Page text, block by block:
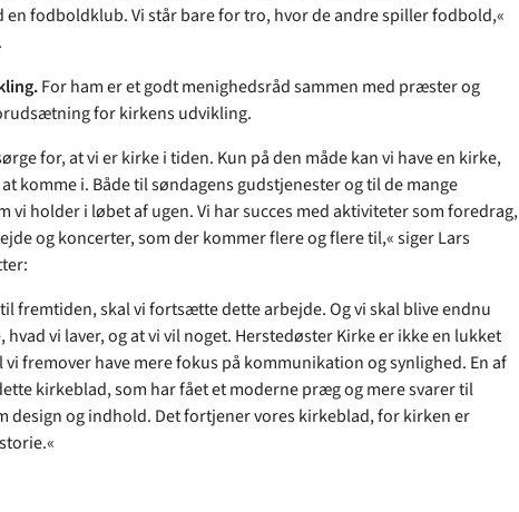
en fodboldklub. Vi står bare for tro, hvor de andre spiller fodbold,«
For ham er et godt menighedsråd sammen med præster og
for kirkens udvikling.
for, at vi er kirke i tiden. Kun på den måde kan vi have en kirke,
komme i. Både til søndagens gudstjenester og til de mange
vi holder i løbet af ugen. Vi har succes med aktiviteter som foredrag,
og koncerter, som der kommer flere og flere til,« siger Lars
fremtiden, skal vi fortsætte dette arbejde. Og vi skal blive endnu
vi laver, og at vi vil noget. Herstedøster Kirke er ikke en lukket
fremover have mere fokus på kommunikation og synlighed. En af
kirkeblad, som har fået et moderne præg og mere svarer til
design og indhold. Det fortjener vores kirkeblad, for kirken er